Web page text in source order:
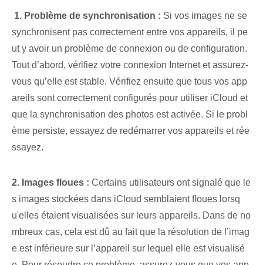
1. Problème de synchronisation : Si vos images ne se
synchronisent pas correctement entre vos appareils, il pe
ut y avoir un problème de connexion ou de configuration.
Tout d’abord, vérifiez votre connexion Internet et assurez-
vous qu’elle est stable. Vérifiez ensuite que tous vos app
areils sont correctement configurés pour utiliser iCloud et
que la synchronisation des photos est activée. Si le probl
ème persiste, essayez de redémarrer vos appareils et rée
ssayez.
2. Images floues : Certains utilisateurs ont signalé que le
s images stockées dans iCloud semblaient floues lorsq
u'elles étaient visualisées sur leurs appareils. Dans de no
mbreux cas, cela est dû au fait que la résolution de l’imag
e est inférieure sur l’appareil sur lequel elle est visualisé